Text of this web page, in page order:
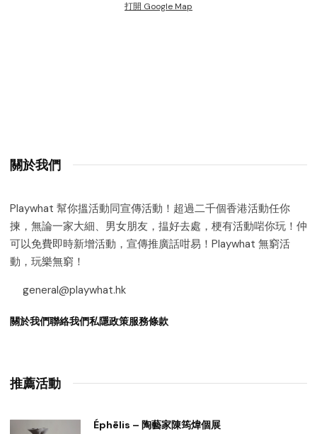
打開 Google Map
關於我們
Playwhat 幫你搵活動同宣傳活動！超過二千個香港活動任你
揀，無論一家大細、男女朋友，揾好去處，梗有活動啱你玩！仲
可以免費即時新增活動，宣傳推廣話咁易！Playwhat 無窮活
動，玩樂無窮！
general@playwhat.hk
關於我們聯絡我們私隱政策服務條款
推薦活動
Éphēlis – 陶藝家陳筠煒個展